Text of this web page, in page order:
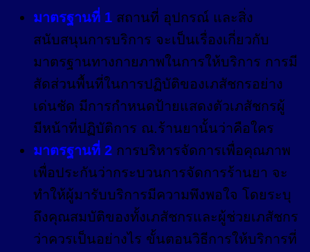
มาตรฐานที่ 1 สถานที่ อุปกรณ์ และสิ่ง
สนับสนุนการบริการ จะเป็นเรื่องเกี่ยวกับ
มาตรฐานทางกายภาพในการให้บริการ การมี
สัดส่วนพื้นที่ในการปฏิบัติของเภสัชกรอย่าง
เด่นชัด มีการกำหนดป้ายแสดงตัวเภสัชกรผู้
มีหน้าที่ปฏิบัติการ ณ.ร้านยานั้นว่าคือใคร
มาตรฐานที่ 2 การบริหารจัดการเพื่อคุณภาพ
เพื่อประกันว่ากระบวนการจัดการร้านยา จะ
ทำให้ผู้มารับบริการมีความพึงพอใจ โดยระบุ
ถึงคุณสมบัติของทั้งเภสัชกรและผู้ช่วยเภสัชกร
ว่าควรเป็นอย่างไร ขั้นตอนวิธีการให้บริการที่